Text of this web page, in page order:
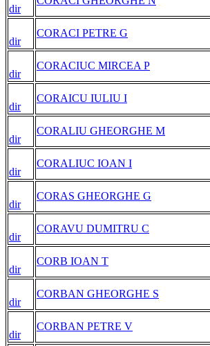
dir
dir
CORACI PETRE G
dir
CORACIUC MIRCEA P
dir
CORAICU IULIU I
dir
CORALIU GHEORGHE M
dir
CORALIUC IOAN I
dir
CORAS GHEORGHE G
dir
CORAVU DUMITRU C
dir
CORB IOAN T
dir
CORBAN GHEORGHE S
dir
CORBAN PETRE V